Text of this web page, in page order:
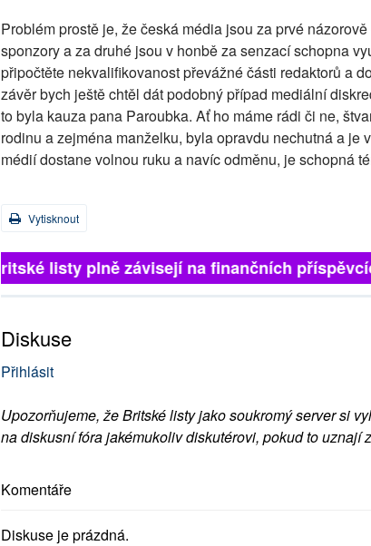
Problém prostě je, že česká média jsou za prvé
sponzory a za druhé jsou v honbě za senzací schopna
připočtěte nekvalifikovanost převážné části redaktorů a
závěr bych ještě chtěl dát podobný případ mediální
to byla kauza pana Paroubka. Ať ho máme rádi či ne,
rodinu a zejména manželku, byla opravdu nechutná a je
médií dostane volnou ruku a navíc odměnu, je schopná
Vytisknout
Britské listy plně závisejí na finančních
Diskuse
Přihlásit
Upozorňujeme, že Britské listy jako soukromý server si
na diskusní fóra jakémukoliv diskutérovi, pokud to uznají
Komentáře
Diskuse je prázdná.